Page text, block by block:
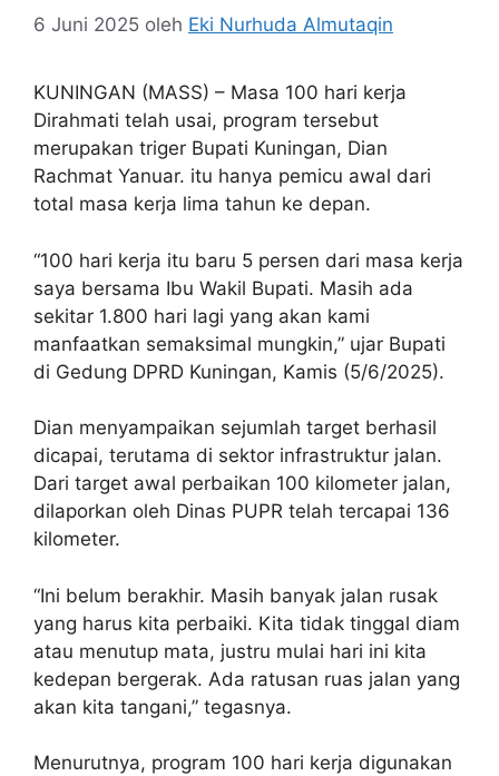
6 Juni 2025 oleh Eki Nurhuda Almutaqin
KUNINGAN (MASS) – Masa 100 hari kerja
Dirahmati telah usai, program tersebut
merupakan triger Bupati Kuningan, Dian
Rachmat Yanuar. itu hanya pemicu awal dari
total masa kerja lima tahun ke depan.
“100 hari kerja itu baru 5 persen dari masa kerja
saya bersama Ibu Wakil Bupati. Masih ada
sekitar 1.800 hari lagi yang akan kami
manfaatkan semaksimal mungkin,” ujar Bupati
di Gedung DPRD Kuningan, Kamis (5/6/2025).
Dian menyampaikan sejumlah target berhasil
dicapai, terutama di sektor infrastruktur jalan.
Dari target awal perbaikan 100 kilometer jalan,
dilaporkan oleh Dinas PUPR telah tercapai 136
kilometer.
“Ini belum berakhir. Masih banyak jalan rusak
yang harus kita perbaiki. Kita tidak tinggal diam
atau menutup mata, justru mulai hari ini kita
kedepan bergerak. Ada ratusan ruas jalan yang
akan kita tangani,” tegasnya.
Menurutnya, program 100 hari kerja digunakan